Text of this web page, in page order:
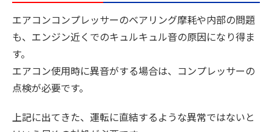
エアコンコンプレッサーのベアリング摩耗や内部の問題
も、エンジン近くでのキュルキュル音の原因になり得ま
す。
エアコン使用時に異音がする場合は、コンプレッサーの
点検が必要です。
上記に出てきた、運転に直結するような異常ではないと